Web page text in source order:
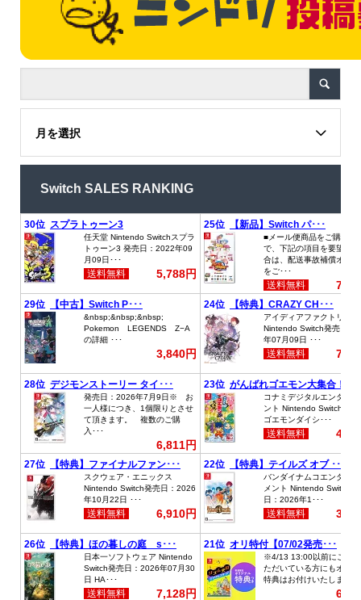
月を選択
Switch SALES RANKING